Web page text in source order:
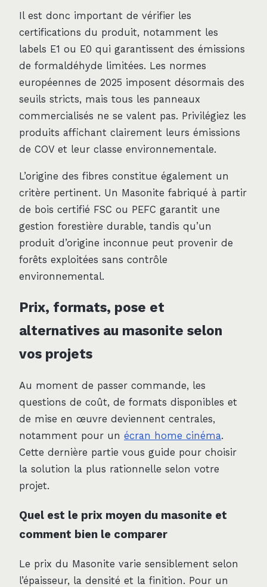
Il est donc important de vérifier les
certifications du produit, notamment les
labels E1 ou E0 qui garantissent des émissions
de formaldéhyde limitées. Les normes
européennes de 2025 imposent désormais des
seuils stricts, mais tous les panneaux
commercialisés ne se valent pas. Privilégiez les
produits affichant clairement leurs émissions
de COV et leur classe environnementale.
L’origine des fibres constitue également un
critère pertinent. Un Masonite fabriqué à partir
de bois certifié FSC ou PEFC garantit une
gestion forestière durable, tandis qu’un
produit d’origine inconnue peut provenir de
forêts exploitées sans contrôle
environnemental.
Prix, formats, pose et
alternatives au masonite selon
vos projets
Au moment de passer commande, les
questions de coût, de formats disponibles et
de mise en œuvre deviennent centrales,
notamment pour un écran home cinéma.
Cette dernière partie vous guide pour choisir
la solution la plus rationnelle selon votre
projet.
Quel est le prix moyen du masonite et
comment bien le comparer
Le prix du Masonite varie sensiblement selon
l’épaisseur, la densité et la finition. Pour un